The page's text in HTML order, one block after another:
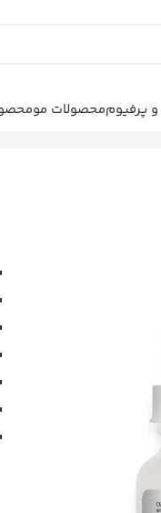
پرفیوممحصولات مو
سرم مولتی پپتاید بافه